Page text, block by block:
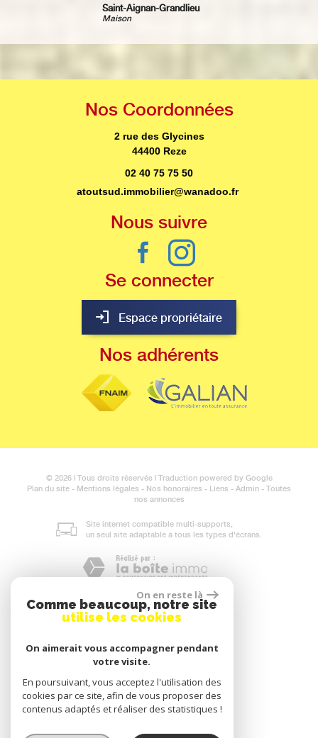
Bouguenais
Maison
Nos Coordonnées
2 rue des Glycines
44400 Reze
02 40 75 75 50
atoutsud.immobilier@wanadoo.fr
Nous suivre
Se connecter
Espace propriétaire
Nos adhérents
© 2026 | Tous droits réservés | Traduction powered by Google
Plan du site - Mentions légales - Nos honoraires - Liens - Admin - Toutes
nos annonces
Site internet compatible multi-supports,
un seul site adaptable à tous les types d'écrans.
On en reste là
Comme beaucoup, notre site
utilise les cookies
On aimerait vous accompagner pendant
votre visite.
En poursuivant, vous acceptez l'utilisation des
cookies par ce site, afin de vous proposer des
contenus adaptés et réaliser des statistiques !